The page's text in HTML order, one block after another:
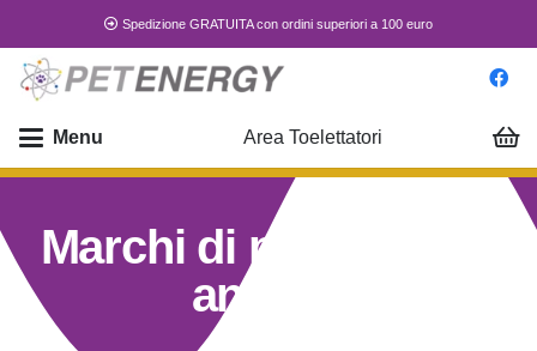
Spedizione GRATUITA con ordini superiori a 100 euro
Menu Area Toelettatori
Marchi di prodotti per
animali